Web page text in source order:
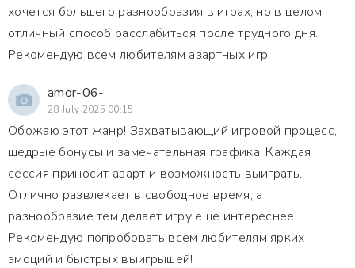
хочется большего разнообразия в играх, но в целом
отличный способ расслабиться после трудного дня.
Рекомендую всем любителям азартных игр!
amor-06-
28 July 2025 00:15
Обожаю этот жанр! Захватывающий игровой процесс,
щедрые бонусы и замечательная графика. Каждая
сессия приносит азарт и возможность выиграть.
Отлично развлекает в свободное время, а
разнообразие тем делает игру ещё интереснее.
Рекомендую попробовать всем любителям ярких
эмоций и быстрых выигрышей!